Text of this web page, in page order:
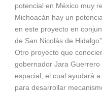
potencial en México muy
Michoacán hay un
en este proyecto en
de San Nicolás de Hidalgo”.
Otro proyecto que
gobernador Jara
espacial, el cual ayudará
para desarrollar